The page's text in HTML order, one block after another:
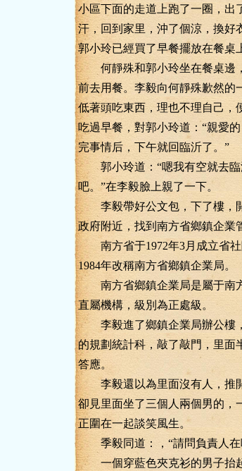
小區下面的走道上跑了一圈，出
汗，回到家里，沖了個涼，換好
郭小玲已經買了早餐擺放在餐桌
何靜殊和郭小玲坐在餐桌邊
前去用餐。李毅向何靜殊歉然的
低著頭吃東西，理也不理自己，
吃過早餐，對郭小玲道：“親愛
完事情后，下午就回臨沂了。”
郭小玲道：“嗯我有空就去臨
吧。”在李毅臉上親了一下。
李毅帶好公文包，下了樓，
政府附近，找到南方省鄉鎮企業
南方省于1972年3月成立省社
1984年改稱南方省鄉鎮企業局。
南方省鄉鎮企業局是屬于南
直屬機構，級別為正處級。
李毅進了鄉鎮企業局辦公樓
的規劃統計科，敲了敲門，里面
答應。
李毅還以為里面沒有人，推開
卻見里面坐了三個人兩個男的，
正圍在一起談笑風生。
季毅同道：，“請問負責人在
一個穿藍色夾克衫的男子抬